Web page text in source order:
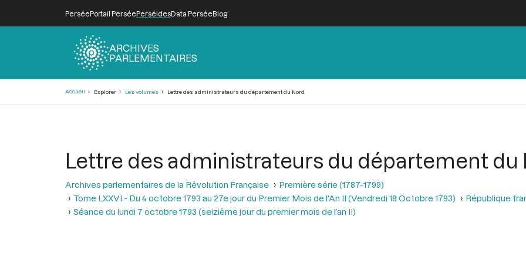
PerséePortail PerséePerséidesData PerséeBlog
ARCHIVES
PARLEMENTAIRES
Accueil Explorer Les volumes Lettre des administrateurs du département du Nord
Lettre des administrateurs du département du
Archives parlementaires de la Révolution Française
Première série (1787-1799)
Tome LXXVI - Du 4 octobre 1793 au 27e jour du Premier Mois de l'An II (Vendredi 18 Octobre 1793)
République
Séance du lundi 7 octobre 1793 (seizième jour du premier mois de l’an II)